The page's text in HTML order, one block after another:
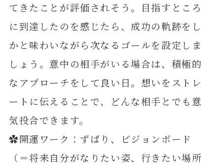
てきたことが評価されそう。目指すところ
に到達したのを感じたら、成功の軌跡をし
かと味わいながら次なるゴールを設定しま
しょう。意中の相手がいる場合は、積極的
なアプローチをして良い日。想いをストレ
ートに伝えることで、どんな相手とでも意
気投合できます。
✿開運ワーク：ずばり、ビジョンボード
（＝将来自分がなりたい姿、行きたい場所